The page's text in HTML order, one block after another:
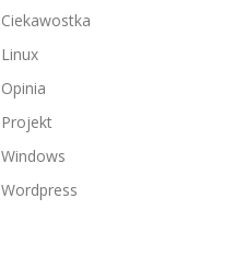
Ciekawostka
Linux
Opinia
Projekt
Windows
Wordpress